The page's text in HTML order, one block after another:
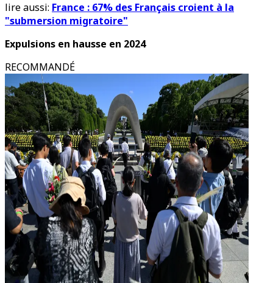
lire aussi: France : 67% des Français croient à la
"submersion migratoire"
Expulsions en hausse en 2024
RECOMMANDÉ